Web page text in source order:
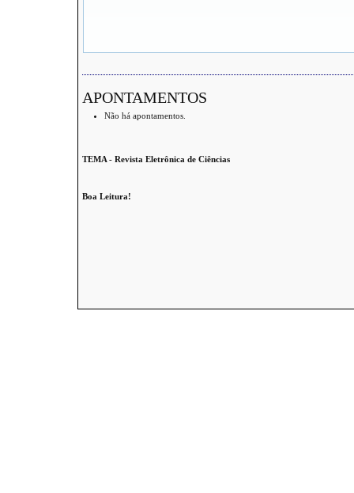
APONTAMENTOS
Não há apontamentos.
TEMA - Revista Eletrônica de Ciências
Boa Leitura!